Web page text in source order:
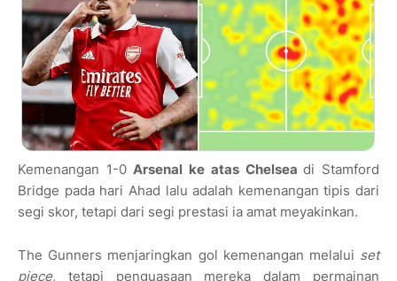
Kemenangan 1-0Arsenal ke atas Chelseadi Stamford
Bridge pada hari Ahad lalu adalah kemenangan tipis dari
segi skor, tetapi dari segi prestasi ia amat meyakinkan.
The Gunners menjaringkan gol kemenangan melalui set
piece, tetapi penguasaan mereka dalam permainan